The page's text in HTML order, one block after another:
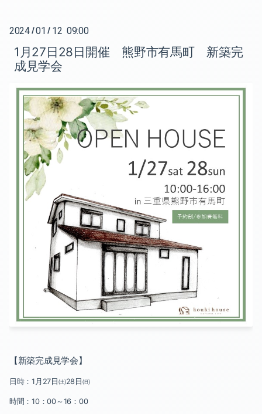
2021-08（1）
2021-06（1）
2021-05（3）
2021-02（1）
2020-12（1）
2020-11（1）
2020-10（1）
2020-08（1）
2020-07（2）
2022-03（1）
2022-01（2）
2021-12（3）
2021-11（1）
2021-09（1）
2021-08（1）
2021-07（2）
2021-06（1）
2021-05（3）
2024/01 / 12 09:00
1月27日28日開催 熊野市有馬町 新築完
成見学会
【新築完成見学会】
日時：1 月 27 日㈯28 日㈰
時間：10：00～ 16 ： 00